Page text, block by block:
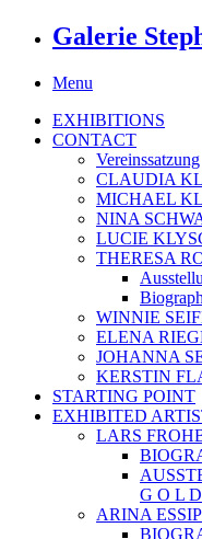
Galerie
Menu
EXHIBITIONS
CONTACT
Vereinssatzung
CLAUDIA
MICHAEL
NINA
LUCIE
THERESA
WINNIE
ELENA
JOHANNA
KERSTIN
STARTING POINT
EXHIBITED
LARS
G O L
ARINA